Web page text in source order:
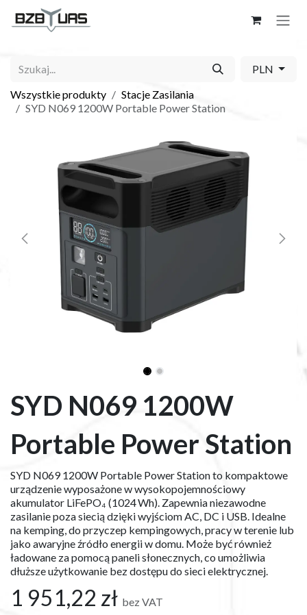
Skip to Content
PLN
Wszystkie produkty
Stacje Zasilania
SYD N069 1200W Portable Power Station
SYD N069 1200W
Portable Power Station
SYD N069 1200W Portable Power Station to kompaktowe
urządzenie wyposażone w wysokopojemnościowy
akumulator LiFePO₄ (1024 Wh). Zapewnia niezawodne
zasilanie poza siecią dzięki wyjściom AC, DC i USB. Idealne
na kemping, do przyczep kempingowych, pracy w terenie lub
jako awaryjne źródło energii w domu. Może być również
ładowane za pomocą paneli słonecznych, co umożliwia
dłuższe użytkowanie bez dostępu do sieci elektrycznej.
1 951,22 zł bez VAT